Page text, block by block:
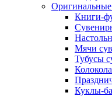
Книги-
Мячи
Тубусы
Куклы-